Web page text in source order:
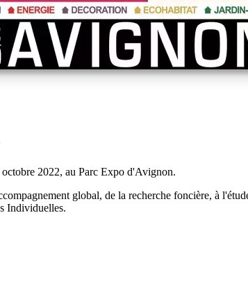
2022, au Parc Expo d'Avignon.
global, de la recherche foncière, à
Individuelles.